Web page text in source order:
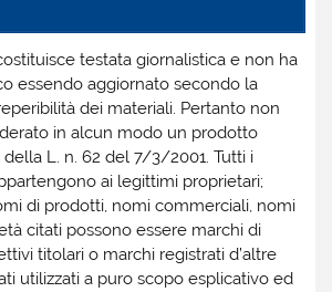
testata giornalistica e non ha
essendo aggiornato secondo la
dei materiali. Pertanto non
in alcun modo un prodotto
L. n. 62 del 7/3/2001. Tutti i
ai legittimi proprietari;
di prodotti, nomi commerciali, nomi
citati possono essere marchi di
titolari o marchi registrati d’altre
utilizzati a puro scopo esplicativo ed